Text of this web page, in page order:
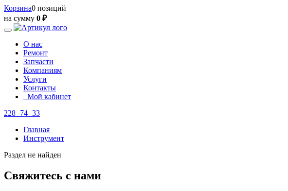
Корзина0 позиций
на сумму 0 ₽
О нас
Ремонт
Запчасти
Компаниям
Услуги
Контакты
Мой кабинет
228−74−33
Главная
Инструмент
Раздел не найден
Свяжитесь с нами